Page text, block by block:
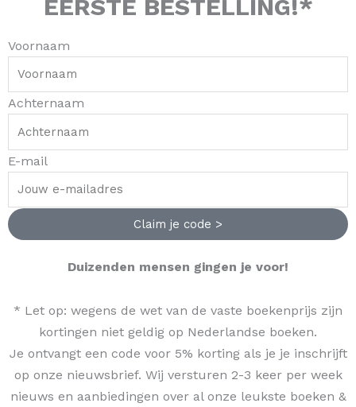
EERSTE BESTELLING!*
Voornaam
Achternaam
E-mail
Claim je code >
Duizenden mensen gingen je voor!
* Let op: wegens de wet van de vaste boekenprijs zijn
kortingen niet geldig op Nederlandse boeken.
Je ontvangt een code voor 5% korting als je je inschrijft
op onze nieuwsbrief. Wij versturen 2-3 keer per week
nieuws en aanbiedingen over al onze leukste boeken &